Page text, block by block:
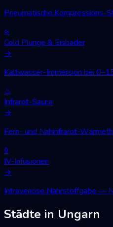
Pneumatische Kompressions-
≈
Cold Plunge & Eisbäder
→
Kaltwasser-Immersion bei
♨
Infrarot-Sauna
→
Fern- und Nahinfrarot-
◊
IV-Infusionen
→
Intravenöse Nährstoffgabe —
Städte in Ungarn